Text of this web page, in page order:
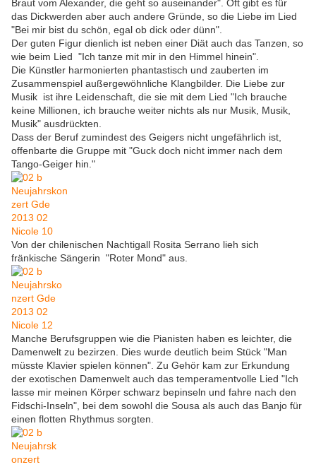
Braut vom Alexander, die geht so auseinander". Oft gibt es für
das Dickwerden aber auch andere Gründe, so die Liebe im Lied
"Bei mir bist du schön, egal ob dick oder dünn".
Der guten Figur dienlich ist neben einer Diät auch das Tanzen, so
wie beim Lied "Ich tanze mit mir in den Himmel hinein".
Die Künstler harmonierten phantastisch und zauberten im
Zusammenspiel außergewöhnliche Klangbilder. Die Liebe zur
Musik ist ihre Leidenschaft, die sie mit dem Lied "Ich brauche
keine Millionen, ich brauche weiter nichts als nur Musik, Musik,
Musik" ausdrückten.
Dass der Beruf zumindest des Geigers nicht ungefährlich ist,
offenbarte die Gruppe mit "Guck doch nicht immer nach dem
Tango-Geiger hin."
Von der chilenischen Nachtigall Rosita Serrano lieh sich
fränkische Sängerin "Roter Mond" aus.
Manche Berufsgruppen wie die Pianisten haben es leichter, die
Damenwelt zu bezirzen. Dies wurde deutlich beim Stück "Man
müsste Klavier spielen können". Zu Gehör kam zur Erkundung
der exotischen Damenwelt auch das temperamentvolle Lied "Ich
lasse mir meinen Körper schwarz bepinseln und fahre nach den
Fidschi-Inseln", bei dem sowohl die Sousa als auch das Banjo für
einen flotten Rhythmus sorgten.